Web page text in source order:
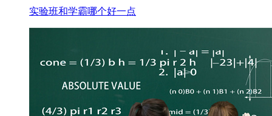
实验班和学霸哪个好一点